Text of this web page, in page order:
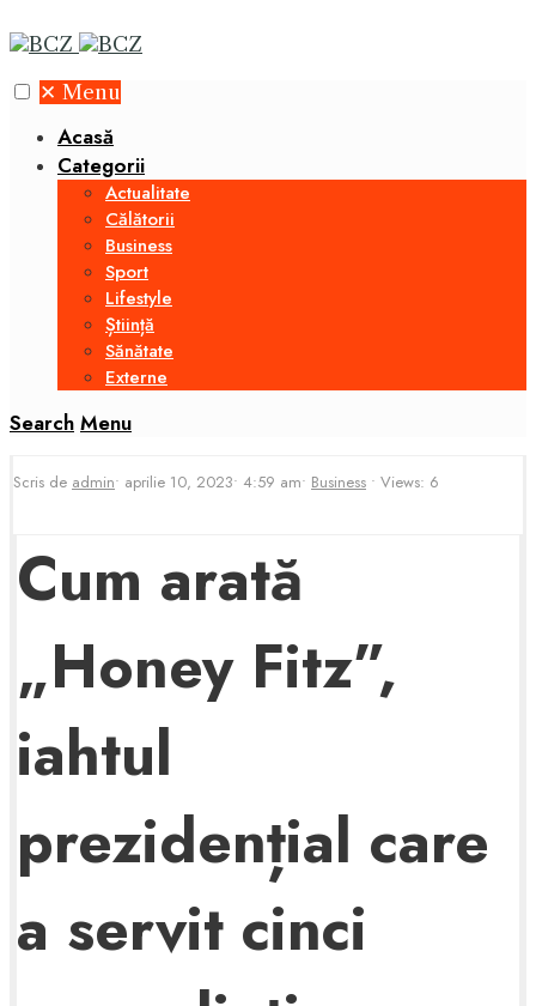
✕ Menu
Acasă
Categorii
Actualitate
Călătorii
Business
Sport
Lifestyle
Știință
Sănătate
Externe
Search Menu
Scris de admin• aprilie 10, 2023• 4:59 am• Business • Views: 6
Cum arată
„Honey Fitz”,
iahtul
prezidențial care
a servit cinci